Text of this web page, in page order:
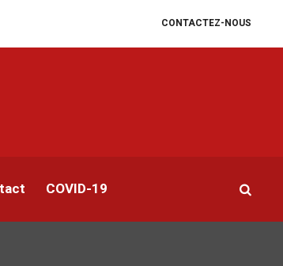
CONTACTEZ-NOUS
William Ruto convoque un sommet
COVID-19